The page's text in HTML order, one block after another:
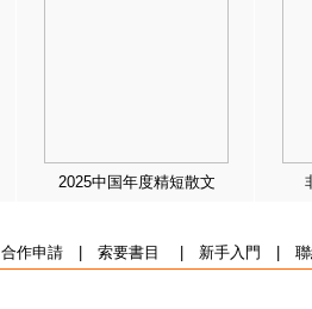
2025中国年度精短散文
合作申請| 索要書目 新手入門